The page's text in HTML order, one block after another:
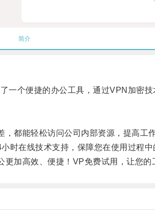
简介
个便捷的办公工具，通过VPN加密技
都能轻松访问公司内部资源，提高工作
在线技术支持，保障您在使用过程中
加高效、便捷！VP免费试用，让您的